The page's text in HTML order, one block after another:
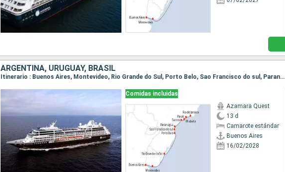
ARGENTINA, URUGUAY, BRASIL
Itinerario : Buenos Aires, Montevideo, Rio Grande do Sul, Porto Belo, Sao Francisco do sul, Paranagua, Santos, Ilhabella, Parati, Rio de Janeiro
Comidas incluidas
Azamara Quest
13 d
Camarote estándar
Buenos Aires
16/02/2028